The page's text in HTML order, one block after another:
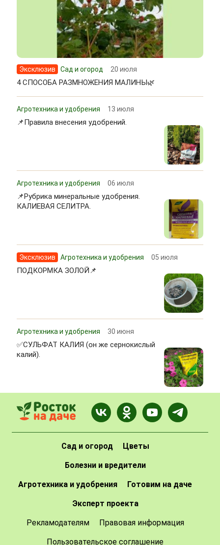
Эксклюзив Сад и огород 20 июля
4 СПОСОБА РАЗМНОЖЕНИЯ МАЛИНЫ🌿
Агротехника и удобрения 13 июля
📌Правила внесения удобрений.
Агротехника и удобрения 06 июля
📌Рубрика минеральные удобрения.
КАЛИЕВАЯ СЕЛИТРА.
Эксклюзив Агротехника и удобрения 05 июля
ПОДКОРМКА ЗОЛОЙ📌
Агротехника и удобрения 30 июня
✅СУЛЬФАТ КАЛИЯ (он же сернокислый
калий).
Сад и огород Цветы
Болезни и вредители
Агротехника и удобрения Готовим на даче
Эксперт проекта
Рекламодателям Правовая информация
Пользовательское соглашение